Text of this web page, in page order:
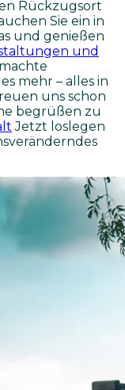
Rückzugsort
Sie ein in
und genießen
und
mehr – alles in
uns schon
begrüßen zu
Jetzt loslegen